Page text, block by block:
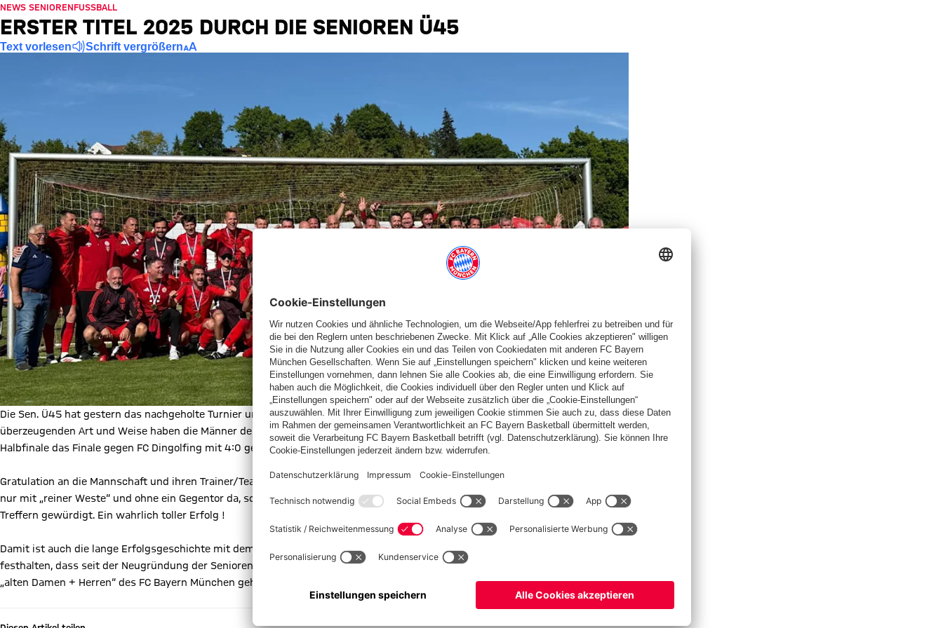
NEWS SENIORENFUSSBALL
ERSTER TITEL 2025 DURCH DIE SENIOREN Ü45
Text vorlesen Schrift vergrößern
Die Sen. Ü45 hat gestern das nachgeholte Turnier um dieBayerische Meisterschaft des Jahres 2024gewonnen. In einer sehr
überzeugenden Art und Weise haben die Männer der ehemaligen Sen. C nach 2 Gruppenspielen und einem gewonnenen
Halbfinale das Finale gegen FC Dingolfing mit 4:0 gewonnen.
Gratulation an die Mannschaft und ihren Trainer/Teammanager Jürgen Fritz. Am Ende des Turniers stand der FC Bayern nicht
nur mit „reiner Weste“ und ohne ein Gegentor da, sondern mit Jürgen Maier wurde auch noch der beste Torschütze mit 4
Treffern gewürdigt. Ein wahrlich toller Erfolg !
Damit ist auch die lange Erfolgsgeschichte mit dem letzen Titel für das Jahr 2024 geschrieben und man kann unter dem Strich
festhalten, dass seit der Neugründung der Seniorenfußball-Abteilung im Jahr 2002 mittlerweile
„alten Damen + Herren“ des FC Bayern München gehen. Was für eine Geschichte !